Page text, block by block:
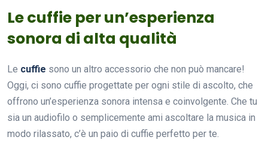
Le cuffie per un’esperienza
sonora di alta qualità
Le cuffie sono un altro accessorio che non può mancare!
Oggi, ci sono cuffie progettate per ogni stile di ascolto, che
offrono un’esperienza sonora intensa e coinvolgente. Che tu
sia un audiofilo o semplicemente ami ascoltare la musica in
modo rilassato, c’è un paio di cuffie perfetto per te.